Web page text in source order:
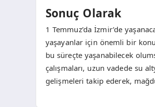
Sonuç Olarak
1 Temmuz’da İzmir’de
yaşayanlar için önemli bir
bu süreçte yaşanabilecek
çalışmaları, uzun vadede su
gelişmeleri takip ederek,